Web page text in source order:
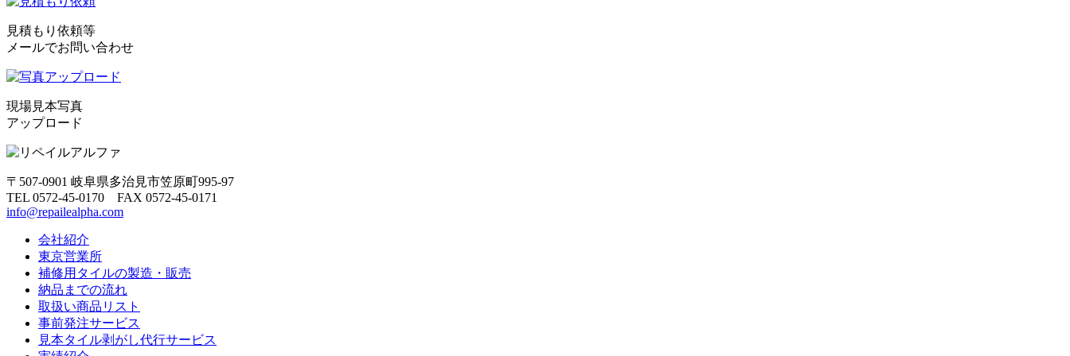
見積もり依頼等
メールでお問い合わせ
現場見本写真
アップロード
〒507-0901 岐阜県多治見市笠原町995-97
TEL 0572-45-0170 FAX 0572-45-0171
info@repailealpha.com
会社紹介
東京営業所
補修用タイルの製造・販売
納品までの流れ
取扱い商品リスト
事前発注サービス
見本タイル剥がし代行サービス